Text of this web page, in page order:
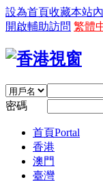
設為首頁收藏本站
開啟輔助訪問 繁體
密碼
首頁Portal
香港
澳門
臺灣